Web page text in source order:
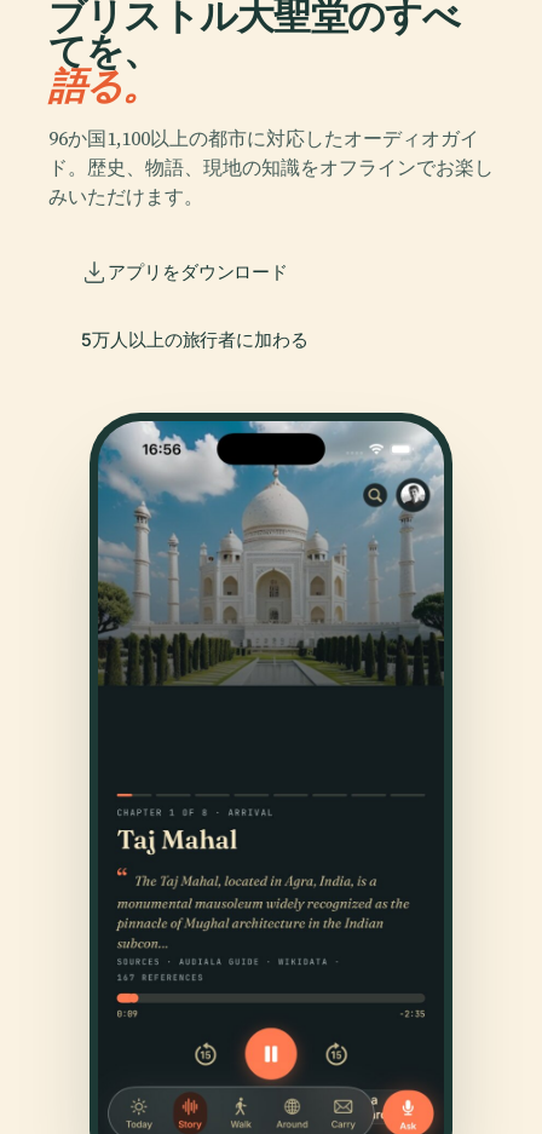
ブリストル大聖堂のすべ
てを、
語る。
96か国1,100以上の都市に対応したオーディオガイ
ド。歴史、物語、現地の知識をオフラインでお楽し
みいただけます。
アプリをダウンロード
5万人以上の旅行者に加わる